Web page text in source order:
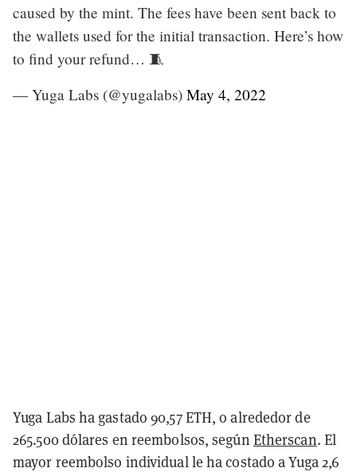
caused by the mint. The fees have been sent back to
the wallets used for the initial transaction. Here’s how
to find your refund… 🧵
— Yuga Labs (@yugalabs) May 4, 2022
Yuga Labs ha gastado 90,57 ETH, o alrededor de
265.500 dólares en reembolsos, según Etherscan. El
mayor reembolso individual le ha costado a Yuga 2,6